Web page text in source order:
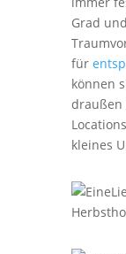
Grad
für
können
draußen
kleines